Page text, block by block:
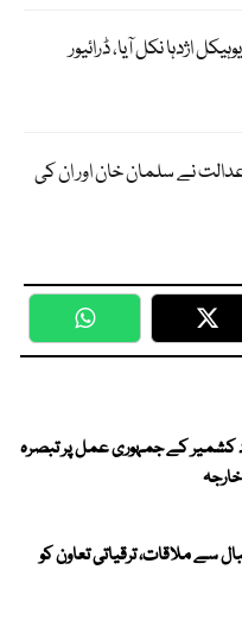
اژدہا نکل آیا، ڈرائیور
نے سلمان خان اور ان کی
WhatsApp
کشمیر کے جمہوری عمل پر تبصرہ
سے ملاقات، ترقیاتی تعاون کو